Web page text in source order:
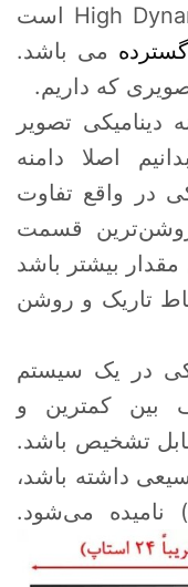
HDR مخفف کلمه High Dynamic Range است
می باشد.
که داریم.
تصویر
اصلا دامنه
در واقع تفاوت
روشن‌ترین قسمت
بیشتر باشد
تاریک و روشن
در یک سیستم
بین کمترین و
تشخیص باشد.
داشته باشد،